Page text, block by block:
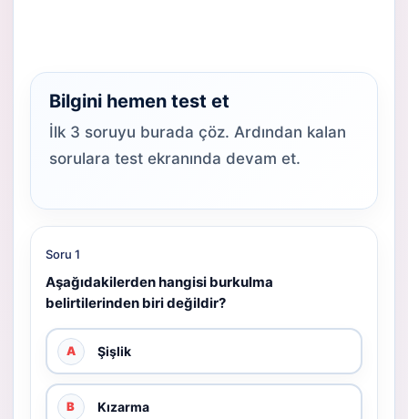
Bilgini hemen test et
İlk 3 soruyu burada çöz. Ardından kalan
sorulara test ekranında devam et.
Soru 1
Aşağıdakilerden hangisi burkulma
belirtilerinden biri değildir?
A Şişlik
B Kızarma